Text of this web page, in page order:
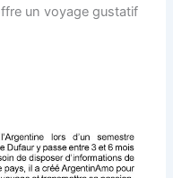
un voyage gustatif